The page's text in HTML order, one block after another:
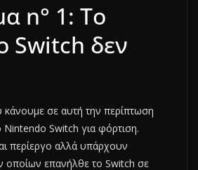
n° 1: Το
Switch δεν
κάνουμε σε αυτή την περίπτωση
Nintendo Switch για φόρτιση.
περίεργο αλλά υπάρχουν
οποίων επανήλθε το Switch σε